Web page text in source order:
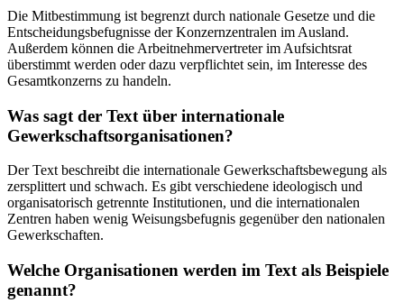
Die Mitbestimmung ist begrenzt durch nationale Gesetze und die
Entscheidungsbefugnisse der Konzernzentralen im Ausland.
Außerdem können die Arbeitnehmervertreter im Aufsichtsrat
überstimmt werden oder dazu verpflichtet sein, im Interesse des
Gesamtkonzerns zu handeln.
Was sagt der Text über internationale
Gewerkschaftsorganisationen?
Der Text beschreibt die internationale Gewerkschaftsbewegung als
zersplittert und schwach. Es gibt verschiedene ideologisch und
organisatorisch getrennte Institutionen, und die internationalen
Zentren haben wenig Weisungsbefugnis gegenüber den nationalen
Gewerkschaften.
Welche Organisationen werden im Text als Beispiele
genannt?